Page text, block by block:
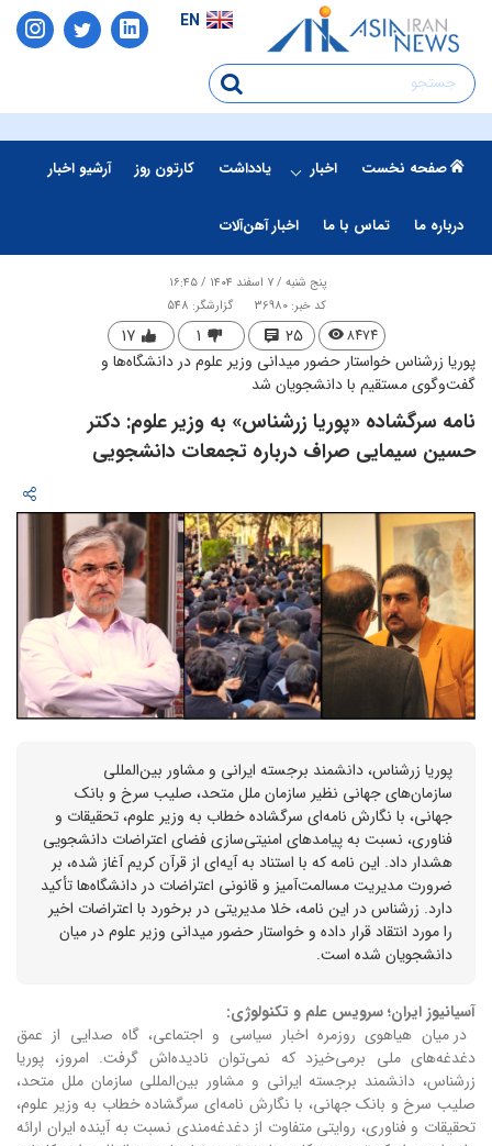
EN
صفحه نخست اخبار یادداشت کارتون روز آرشیو اخبار
درباره ما تماس با ما اخبار آهن‌آلات
پنج شنبه / ۷ اسفند ۱۴۰۴ / ۱۶:۴۵
کد خبر: 36980
گزارشگر: 548
۸۴۷۴ ۲۵ ۱ ۱۷
پوریا زرشناس خواستار حضور میدانی وزیر علوم در دانشگاه‌ها و
گفت‌وگوی مستقیم با دانشجویان شد
نامه سرگشاده «پوریا زرشناس» به وزیر علوم: دکتر
حسین سیمایی صراف درباره تجمعات دانشجویی
پوریا زرشناس، دانشمند برجسته ایرانی و مشاور بین‌المللی
سازمان‌های جهانی نظیر سازمان ملل متحد، صلیب سرخ و بانک
جهانی، با نگارش نامه‌ای سرگشاده خطاب به وزیر علوم، تحقیقات و
فناوری، نسبت به پیامدهای امنیتی‌سازی فضای اعتراضات دانشجویی
هشدار داد. این نامه که با استناد به آیه‌ای از قرآن کریم آغاز شده، بر
ضرورت مدیریت مسالمت‌آمیز و قانونی اعتراضات در دانشگاه‌ها تأکید
دارد. زرشناس در این نامه، خلا مدیریتی در برخورد با اعتراضات اخیر
را مورد انتقاد قرار داده و خواستار حضور میدانی وزیر علوم در میان
دانشجویان شده است.
آسیانیوز ایران؛ سرویس علم و تکنولوژی:
در میان هیاهوی روزمره اخبار سیاسی و اجتماعی، گاه صدایی از عمق
دغدغه‌های ملی برمی‌خیزد که نمی‌توان نادیده‌اش گرفت. امروز، پوریا
زرشناس، دانشمند برجسته ایرانی و مشاور بین‌المللی سازمان ملل متحد،
صلیب سرخ و بانک جهانی، با نگارش نامه‌ای سرگشاده خطاب به وزیر علوم،
تحقیقات و فناوری، روایتی متفاوت از دغدغه‌مندی نسبت به آینده ایران ارائه